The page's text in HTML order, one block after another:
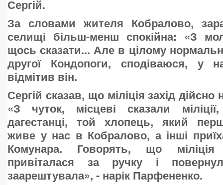
Сергій.
За словами жителя Кобралово,
селищі більш-менш спокійна: «З
щось сказати... Але в цілому
другої Кондопоги, сподіваюся, у
відмітив він.
Сергій сказав, що міліція захід
«З чуток, місцеві сказали
дагестанці, той хлопець, який
живе у нас в Кобралово, а інші
Комунара. Говорять, що
привіталася за ручку і
заарештувала», - нарік Парфененко.